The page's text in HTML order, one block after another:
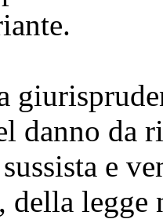
danno da
e
della